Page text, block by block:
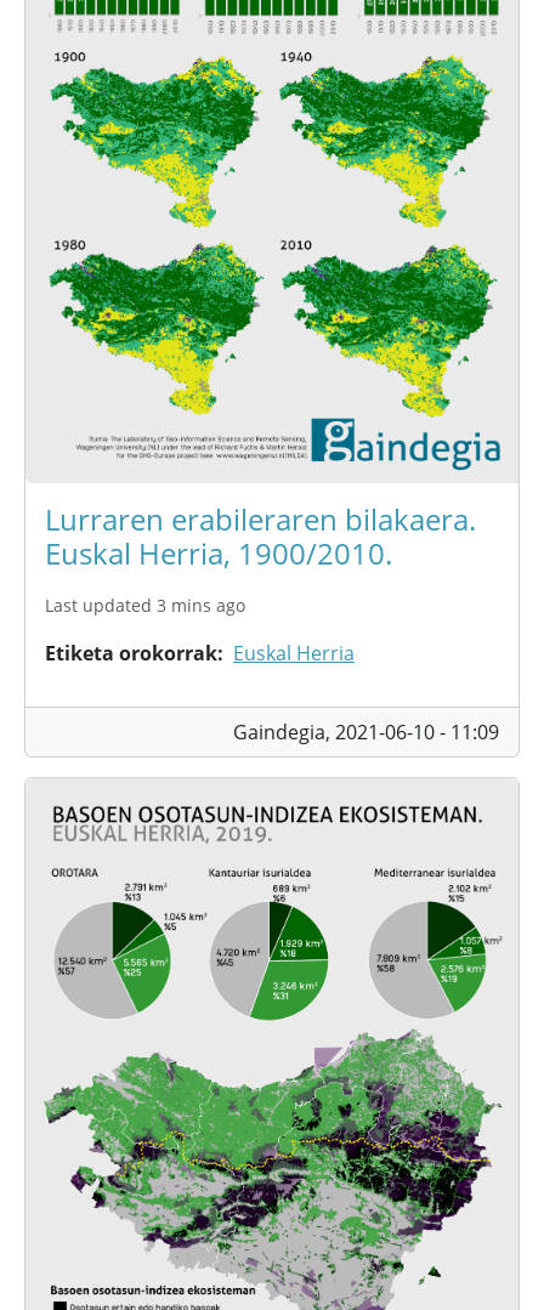
Lurraren erabileraren bilakaera.
Euskal Herria, 1900/2010.
Last updated 3 mins ago
Etiketa orokorrak Euskal Herria
Gaindegia, 2021-06-10 - 11:09